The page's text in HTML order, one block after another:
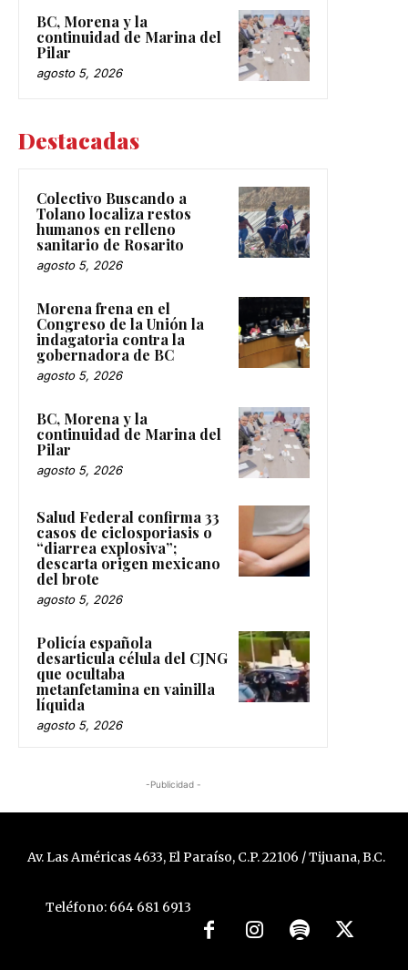
BC, Morena y la
continuidad de Marina del
Pilar
agosto 5, 2026
Destacadas
Colectivo Buscando a
Tolano localiza restos
humanos en relleno
sanitario de Rosarito
agosto 5, 2026
Morena frena en el
Congreso de la Unión la
indagatoria contra la
gobernadora de BC
agosto 5, 2026
BC, Morena y la
continuidad de Marina del
Pilar
agosto 5, 2026
Salud Federal confirma 33
casos de ciclosporiasis o
“diarrea explosiva”;
descarta origen mexicano
del brote
agosto 5, 2026
Policía española
desarticula célula del CJNG
que ocultaba
metanfetamina en vainilla
líquida
agosto 5, 2026
-Publicidad -
Av. Las Américas 4633, El Paraíso, C.P. 22106 / Tijuana, B.C.
Teléfono: 664 681 6913